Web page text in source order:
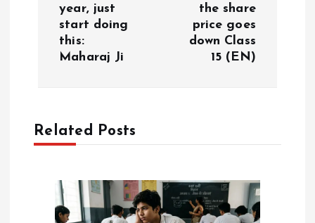
g
year, just
start doing
this:
Maharaj Ji
the share
price goes
down Class
15 (EN)
Related Posts